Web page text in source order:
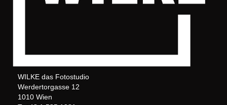
WILKE das Fotostudio
Werdertorgasse 12
1010 Wien